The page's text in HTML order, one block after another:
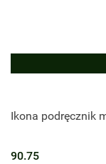
Ikona podręcznik
90.75